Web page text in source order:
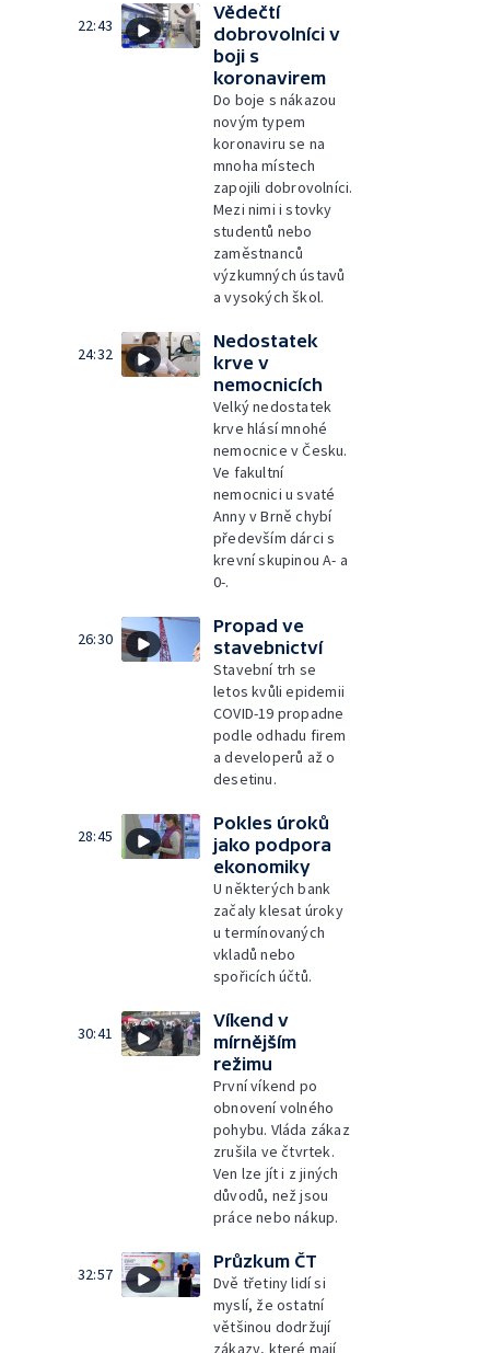
22:43
Vědečtí
dobrovolníci v
boji s
koronavirem
Do boje s nákazou
novým typem
koronaviru se na
mnoha místech
zapojili dobrovolníci.
Mezi nimi i stovky
studentů nebo
zaměstnanců
výzkumných ústavů
a vysokých škol.
24:32
Nedostatek
krve v
nemocnicích
Velký nedostatek
krve hlásí mnohé
nemocnice v Česku.
Ve fakultní
nemocnici u svaté
Anny v Brně chybí
především dárci s
krevní skupinou A- a
0-.
26:30
Propad ve
stavebnictví
Stavební trh se
letos kvůli epidemii
COVID-19 propadne
podle odhadu firem
a developerů až o
desetinu.
28:45
Pokles úroků
jako podpora
ekonomiky
U některých bank
začaly klesat úroky
u termínovaných
vkladů nebo
spořicích účtů.
30:41
Víkend v
mírnějším
režimu
První víkend po
obnovení volného
pohybu. Vláda zákaz
zrušila ve čtvrtek.
Ven lze jít i z jiných
důvodů, než jsou
práce nebo nákup.
32:57
Průzkum ČT
Dvě třetiny lidí si
myslí, že ostatní
většinou dodržují
zákazy, které mají